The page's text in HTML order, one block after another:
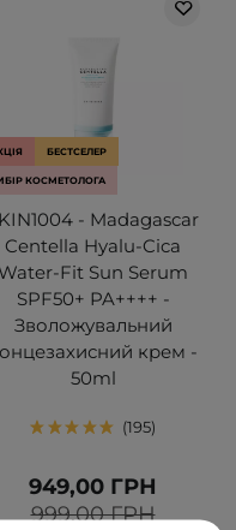
БЕСТСЕЛЕР
КОСМЕТОЛОГА
- Madagascar
Centella Hyalu-Cica
Water-Fit Sun Serum
SPF50+ PA++++ -
Зволожувальний
крем -
50ml
195
999,00 ГРН
949,00 ГРН